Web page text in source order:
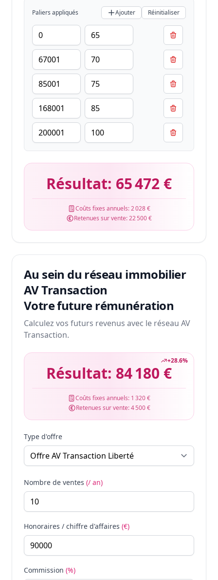
Paliers appliqués Ajouter Réinitialiser
Résultat: 65 472 €
Coûts fixes annuels:2 028 €
Retenues sur vente:22 500 €
Au sein du réseau immobilier
AV Transaction
Votre future rémunération
Calculez vos futurs revenus avec le réseau AV
Transaction.
+28.6%
Résultat: 84 180 €
Coûts fixes annuels: 1 320 €
Retenues sur vente:4 500 €
Type d'offre
Nombre de ventes (/ an)
Honoraires / chiffre d'affaires (€)
Commission (%)